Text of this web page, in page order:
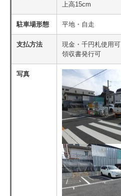
上高15cm
駐車場形態 平地・自走
支払方法
現金・千円札使用可
領収書発行可
写真